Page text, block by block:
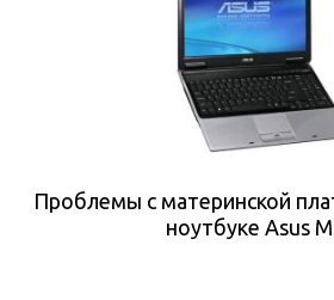
Проблемы с материнской
ноутбуке Asus